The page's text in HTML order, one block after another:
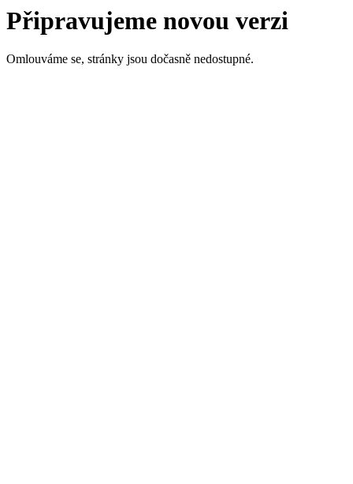
Připravujeme novou verzi
Omlouváme se, stránky jsou dočasně nedostupné.